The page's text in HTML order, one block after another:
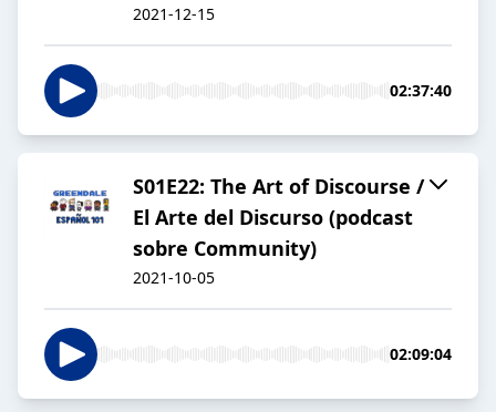
2021-12-15
02:37:40
S01E22: The Art of Discourse /
El Arte del Discurso (podcast
sobre Community)
2021-10-05
02:09:04